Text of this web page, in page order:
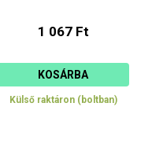
1 067 Ft
KOSÁRBA
Külső raktáron (boltban)